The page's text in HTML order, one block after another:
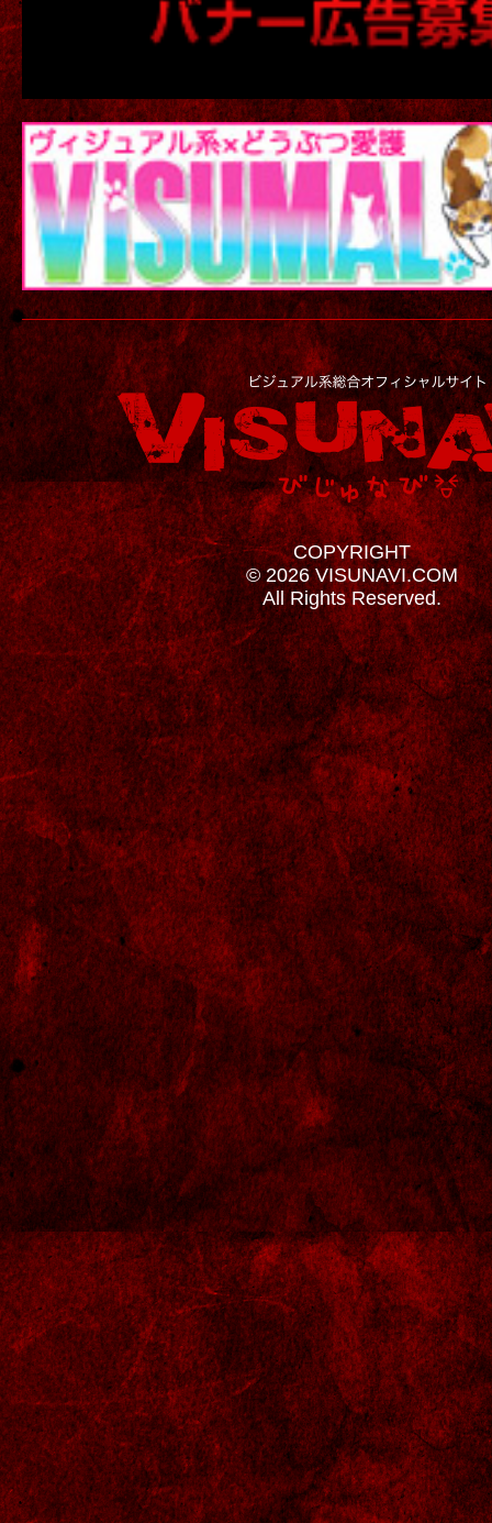
COPYRIGHT
© 2026 VISUNAVI.COM
All Rights Reserved.